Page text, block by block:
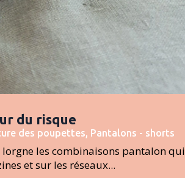
du risque
des poupettes, Pantalons - shorts
les combinaisons pantalon qui
et sur les réseaux...